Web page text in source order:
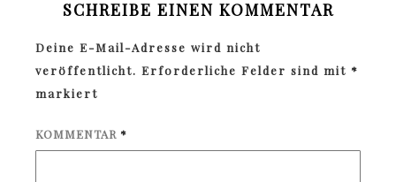
SCHREIBE EINEN KOMMENTAR
Deine E-Mail-Adresse wird nicht
veröffentlicht. Erforderliche Felder sind mit *
markiert
KOMMENTAR *